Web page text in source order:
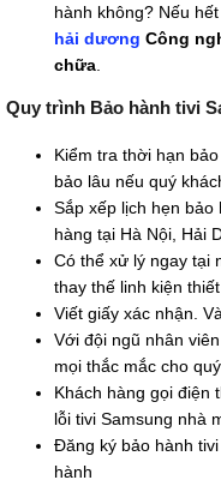
hành không? Nếu
hải dương Công
chữa
Quy trình Bảo hành tivi
Kiểm tra thời hạn
bảo lâu nếu quý
Sắp xếp lịch hẹn bảo
hàng tại Hà Nội, Hải
Có thể xử lý ngay tại
thay thế linh kiện
Viết giấy xác nhận.
Với đội ngũ nhân
mọi thắc mắc cho
Khách hàng gọi điện
lỗi tivi Samsung nhà
Đăng ký bảo hành
hành